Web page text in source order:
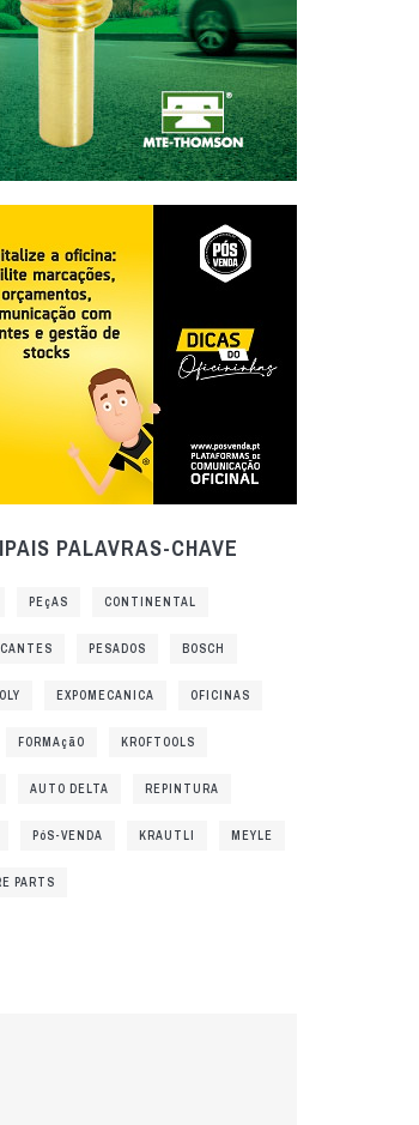
PALAVRAS-CHAVE
PEçAS CONTINENTAL
PESADOS BOSCH
EXPOMECANICA OFICINAS
FORMAçãO KROFTOOLS
AUTO DELTA REPINTURA
PóS-VENDA KRAUTLI MEYLE
PARTS